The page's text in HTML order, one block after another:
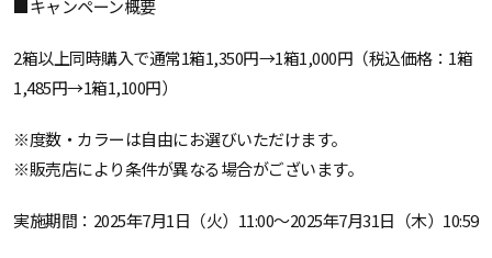
■キャンペーン概要
2箱以上同時購入で通常1箱1,350円→1箱1,000円（税込価格：1箱
1,485円→1箱1,100円）
※度数・カラーは自由にお選びいただけます。
※販売店により条件が異なる場合がございます。
実施期間：2025年7月1日（火）11:00～2025年7月31日（木）10:59